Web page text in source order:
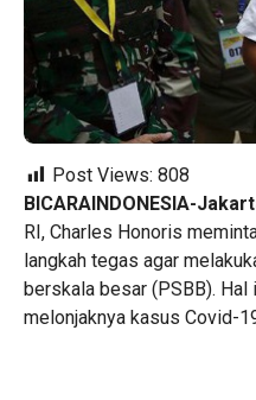
Post Views: 808
BICARAINDONESIA-
RI, Charles Honoris
langkah tegas agar
berskala besar (PSBB).
melonjaknya kasus Covid-